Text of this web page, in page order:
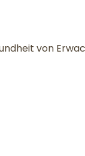
von